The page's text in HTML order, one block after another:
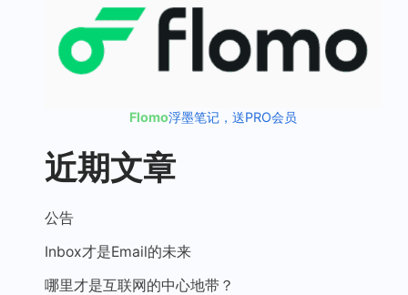
Flomo浮墨笔记，送PRO会员
近期文章
公告
Inbox才是Email的未来
哪里才是互联网的中心地带？